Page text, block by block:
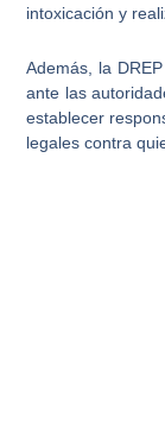
intoxicación y
Además, la
ante las
establecer
legales contra